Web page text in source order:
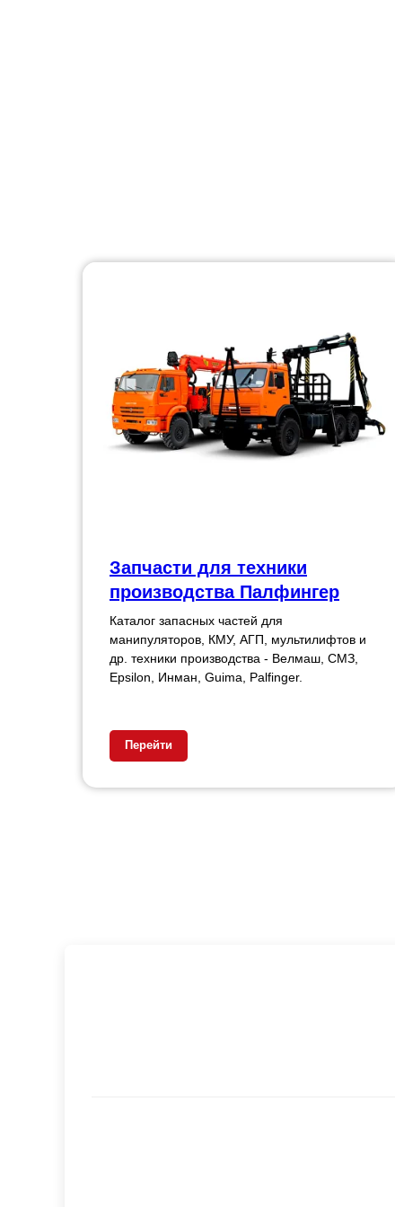
Запчасти для техники
производства Палфингер
Каталог запасных частей для
манипуляторов, КМУ, АГП, мультилифтов и
др. техники производства - Велмаш, СМЗ,
Epsilon, Инман, Guima, Palfinger.
Перейти